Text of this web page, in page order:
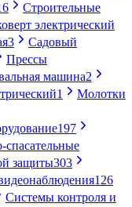
Строительные
электрический
3
Садовый
Прессы
машина2
1
Молотки
197
защиты303
126
Системы контроля и